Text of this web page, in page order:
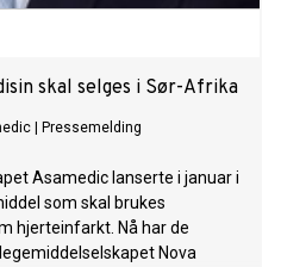
skal selges i Sør-Afrika
Pressemelding
Asamedic lanserte i januar i
som skal brukes
hjerteinfarkt. Nå har de
Nova